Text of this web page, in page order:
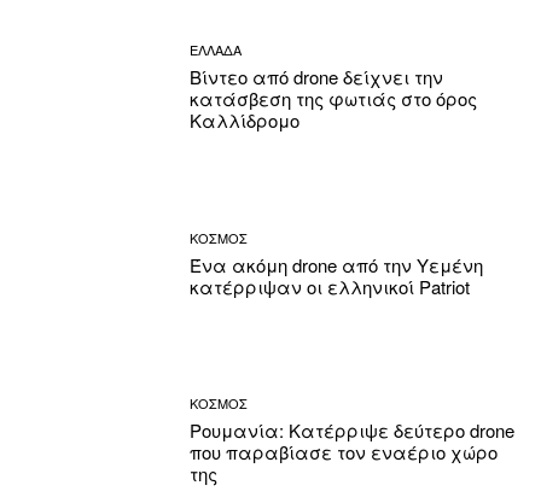
ΕΛΛΑΔΑ
Βίντεο από drone δείχνει την
κατάσβεση της φωτιάς στο όρος
Καλλίδρομο
ΚΟΣΜΟΣ
Ένα ακόμη drone από την Υεμένη
κατέρριψαν οι ελληνικοί Patriot
ΚΟΣΜΟΣ
Ρουμανία: Κατέρριψε δεύτερο drone
που παραβίασε τον εναέριο χώρο
της